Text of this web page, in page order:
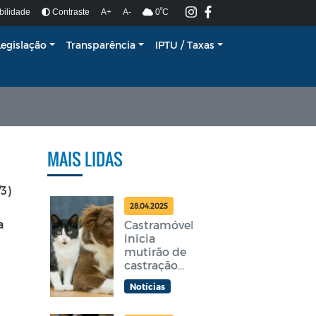
Contraste A+ A- 0ºC
Transparência IPTU / Taxas
MAIS LIDAS
28.04.2025
Castramóvel
inicia
mutirão de
castração
gratuita em
Araruama
Notícias